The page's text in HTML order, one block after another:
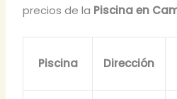
precios de la Piscina en
Piscina Dirección